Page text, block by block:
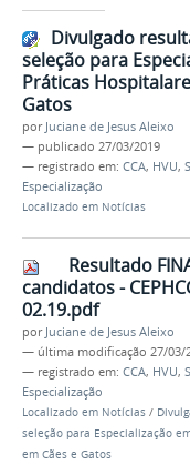
Divulgado
seleção para
Práticas
Gatos
por Juciane de Jesus Aleixo
— publicado 27/03/2019
— registrado em: CCA, HVU,
Especialização
Localizado em Notícias
Resultado
candidatos -
02.19.pdf
por Juciane de Jesus Aleixo
— última modificação 27/03/
— registrado em: CCA, HVU,
Especialização
Localizado em Notícias /
seleção para Especialização
em Cães e Gatos